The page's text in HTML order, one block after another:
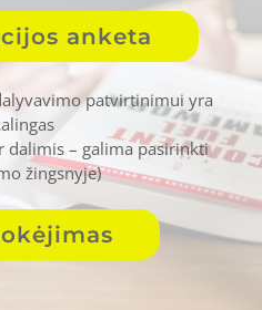
anketa
patvirtinimui yra
dalimis – galima pasirinkti
žingsnyje)